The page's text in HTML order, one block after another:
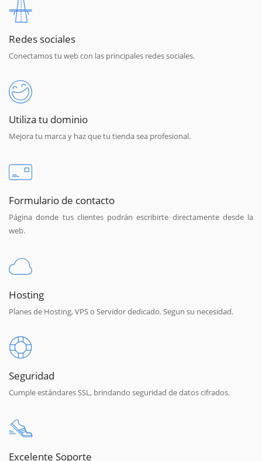
Redes sociales
Conectamos tu web con las principales redes sociales.
Utiliza tu dominio
Mejora tu marca y haz que tu tienda sea profesional.
Formulario de contacto
Página donde tus clientes podrán escribirte directamente desde la
web.
Hosting
Planes de Hosting, VPS o Servidor dedicado. Segun su necesidad.
Seguridad
Cumple estándares SSL, brindando seguridad de datos cifrados.
Excelente Soporte